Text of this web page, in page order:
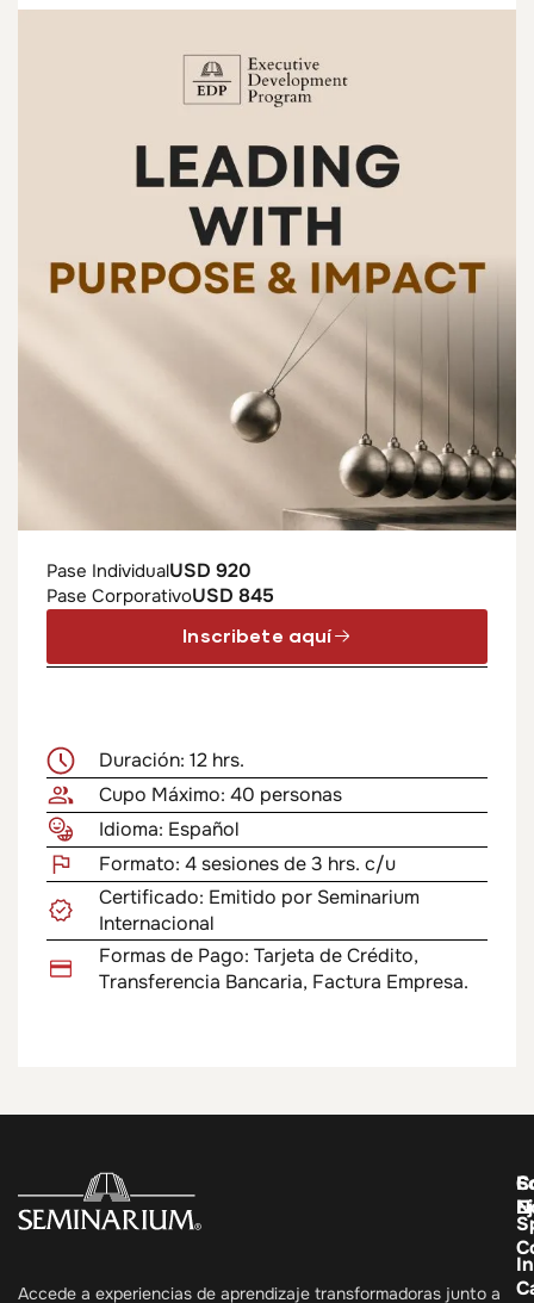
Pase IndividualUSD 920
Pase CorporativoUSD 845
Inscribete aquí
Duración: 12 hrs.
Cupo Máximo: 40 personas
Idioma: Español
Formato: 4 sesiones de 3 hrs. c/u
Certificado: Emitido por Seminarium
Internacional
Formas de Pago: Tarjeta de Crédito,
Transferencia Bancaria, Factura Empresa.
Accede a experiencias de aprendizaje transformadoras junto a
In